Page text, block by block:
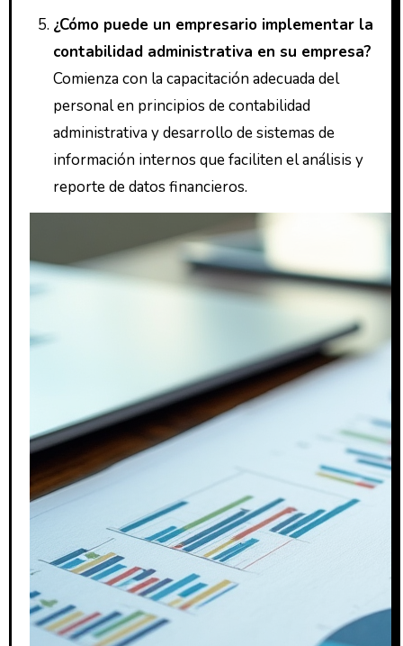
¿Cómo puede un empresario implementar la
contabilidad administrativa en su empresa?
Comienza con la capacitación adecuada del
personal en principios de contabilidad
administrativa y desarrollo de sistemas de
información internos que faciliten el análisis y
reporte de datos financieros.